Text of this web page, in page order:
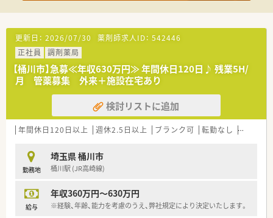
更新日： 2026/07/30 薬剤師求人ID： 542446
正社員
調剤薬局
【桶川市】急募≪年収630万円≫ 年間休日120日♪ 残業5H/
月 管薬募集 外来＋施設在宅あり
検討リストに追加
年間休日120日以上 週休2.5日以上 ブランク可 転勤なし 車通勤可
勤務地
埼玉県 桶川市
桶川駅 (JR高崎線)
給与
年収360万円～630万円
※経験、年齢、能力を考慮のうえ、弊社規定により決定いたします。